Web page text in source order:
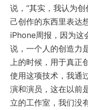
说，“其实，我认为
己创作的东西里表达
iPhone周报，因为这
说，一个人的创造力
上的时候，用于真正
使用这项技术，我通
演和演员，这在以前
立的工作室，我们没